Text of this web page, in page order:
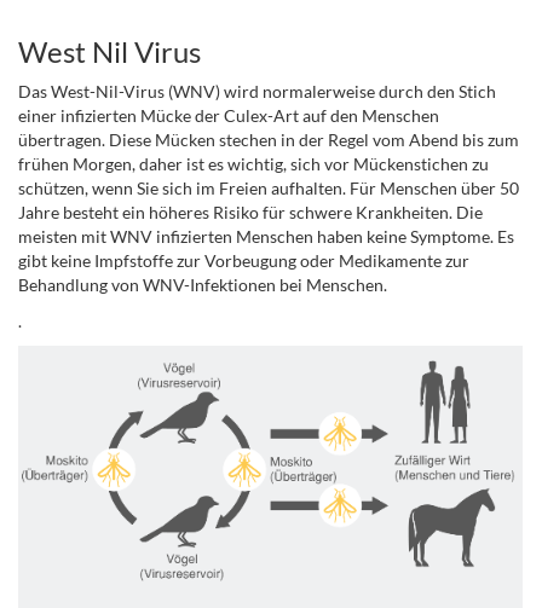
West Nil Virus
Das West-Nil-Virus (WNV) wird normalerweise durch den Stich
einer infizierten Mücke der Culex-Art auf den Menschen
übertragen. Diese Mücken stechen in der Regel vom Abend bis zum
frühen Morgen, daher ist es wichtig, sich vor Mückenstichen zu
schützen, wenn Sie sich im Freien aufhalten. Für Menschen über 50
Jahre besteht ein höheres Risiko für schwere Krankheiten. Die
meisten mit WNV infizierten Menschen haben keine Symptome. Es
gibt keine Impfstoffe zur Vorbeugung oder Medikamente zur
Behandlung von WNV-Infektionen bei Menschen.
.